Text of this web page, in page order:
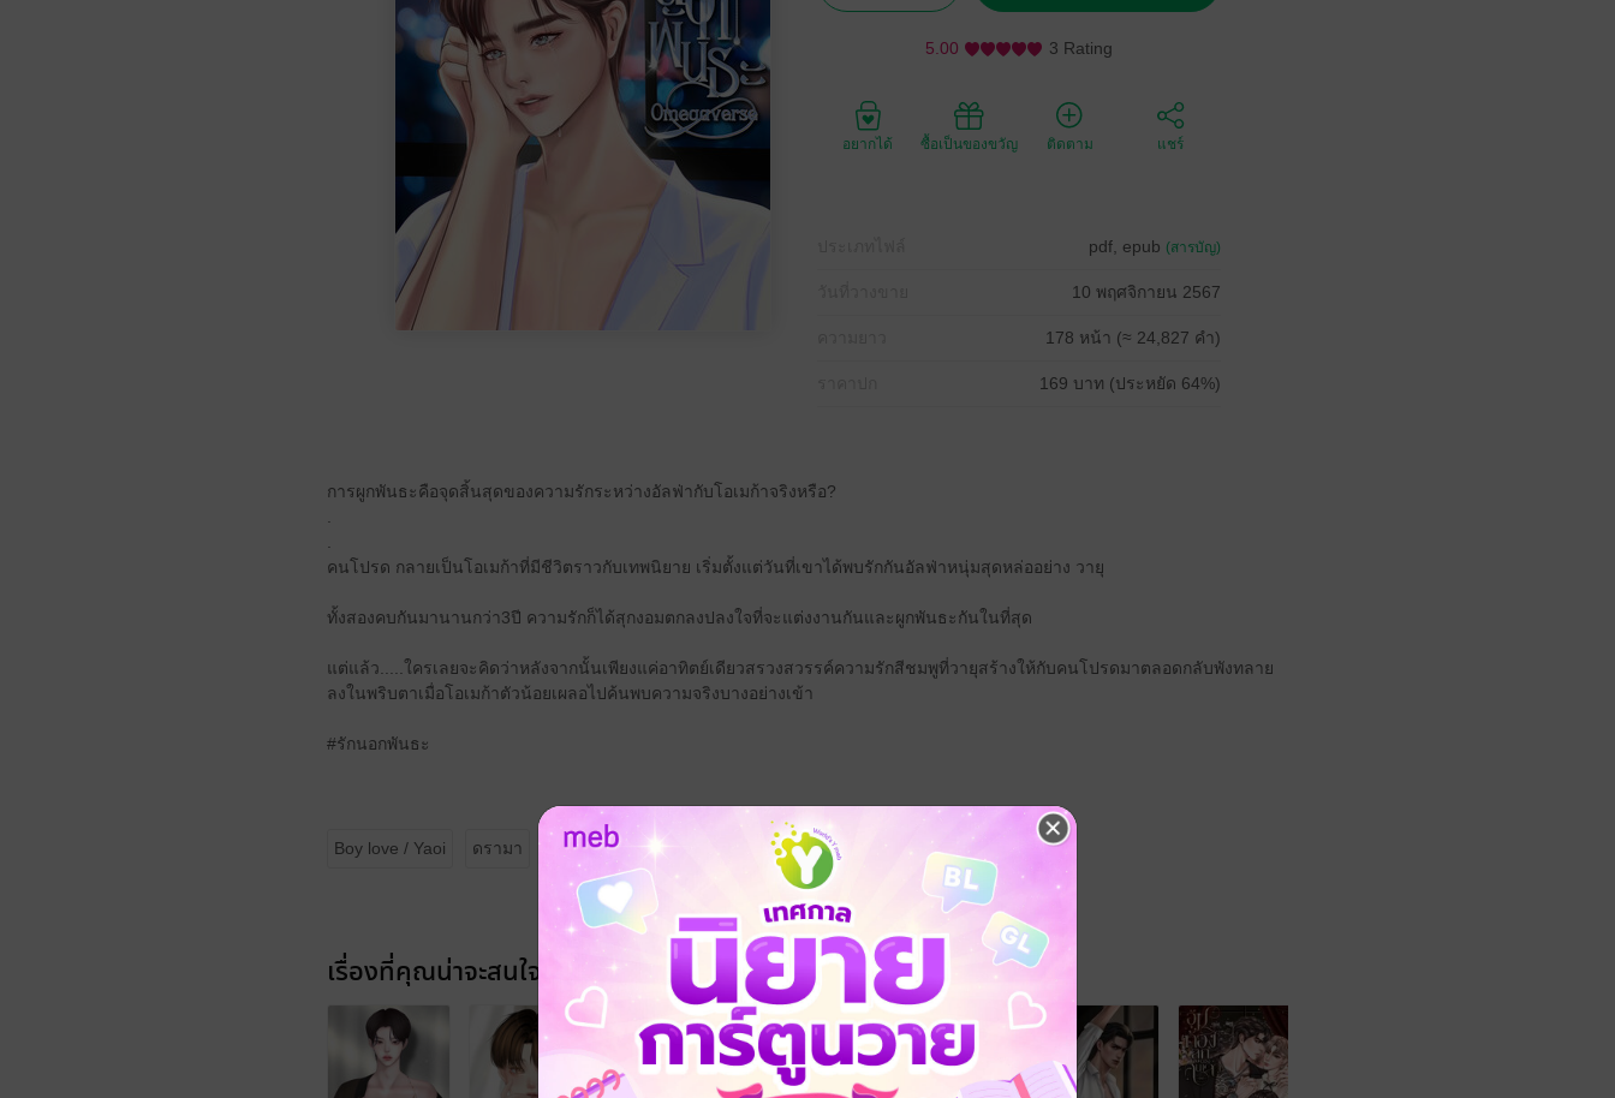
5.00 3 Rating
อยากได้ ซื้อเป็นของขวัญ ติดตาม แชร์
pdf, epub (สารบัญ)
10 พฤศจิกายน 2567
178 หน้า (≈ 24,827 คำ)
169 บาท (ประหยัด 64%)
การผูกพันธะคือจุดสิ้นสุดของความรักระหว่างอัลฟ่ากับโอเมก้าจริงหรือ?
คนโปรด กลายเป็นโอเมก้าที่มีชีวิตราวกับเทพนิยาย เริ่มตั้งแต่วันที่เขาได้พบรักกันอัลฟ่าหนุ่มสุดหล่ออย่าง วายุ
ทั้งสองคบกันมานานกว่า3ปี ความรักก็ได้สุกงอมตกลงปลงใจที่จะแต่งงานกันและผูกพันธะกันในที่สุด
แต่แล้ว.....ใครเลยจะคิดว่าหลังจากนั้นเพียงแค่อาทิตย์เดียวสรวงสวรรค์ความรักสีชมพูที่วายุสร้างให้กับคนโปรดมาตลอดกลับพังทลาย
ลงในพริบตาเมื่อโอเมก้าตัวน้อยเผลอไปค้นพบความจริงบางอย่างเข้า
#รักนอกพันธะ
Boy love / Yaoi ดรามา 18+ Mpreg omegaverse
เรื่องที่คุณน่าจะสนใจ